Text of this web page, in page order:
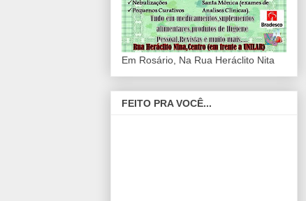
Em Rosário, Na Rua Heráclito Nita
FEITO PRA VOCÊ...